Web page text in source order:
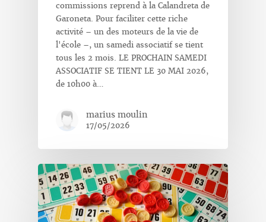
commissions reprend à la Calandreta de
Garoneta. Pour faciliter cette riche
activité – un des moteurs de la vie de
l'école –, un samedi associatif se tient
tous les 2 mois. LE PROCHAIN SAMEDI
ASSOCIATIF SE TIENT LE 30 MAI 2026,
de 10h00 à…
marius moulin
17/05/2026